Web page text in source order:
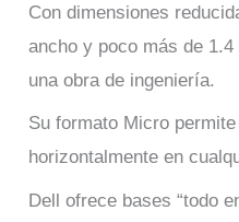
Con dimensiones
ancho y poco más de
una obra de ingeniería.
Su formato Micro
horizontalmente en
Dell ofrece bases “todo